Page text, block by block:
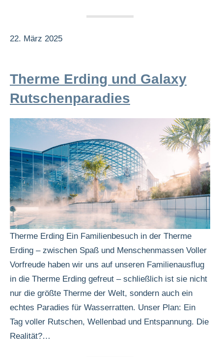
22. März 2025
Therme Erding und Galaxy
Rutschenparadies
Therme Erding Ein Familienbesuch in der Therme
Erding – zwischen Spaß und Menschenmassen Voller
Vorfreude haben wir uns auf unseren Familienausflug
in die Therme Erding gefreut – schließlich ist sie nicht
nur die größte Therme der Welt, sondern auch ein
echtes Paradies für Wasserratten. Unser Plan: Ein
Tag voller Rutschen, Wellenbad und Entspannung. Die
Realität?…